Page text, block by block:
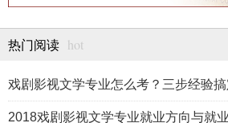
热门阅读 hot
戏剧影视文学专业怎么考？三步经验
2018戏剧影视文学专业就业方向与就